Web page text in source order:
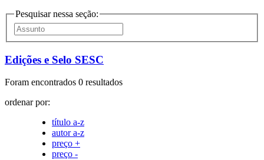
Pesquisar nessa seção:
Edições e Selo SESC
Foram encontrados 0 resultados
ordenar por:
título a-z
autor a-z
preço +
preço -